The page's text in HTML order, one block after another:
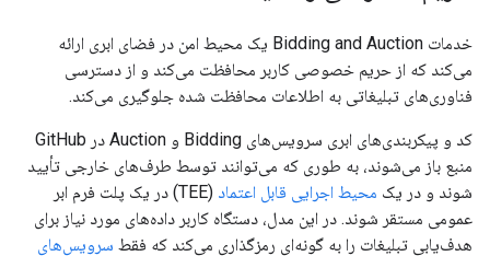
خدمات Bidding and Auction یک محیط امن در فضای ابری ارائه
می‌کند که از حریم خصوصی کاربر محافظت می‌کند و از دسترسی
فناوری‌های تبلیغاتی به اطلاعات محافظت شده جلوگیری می‌کند.
کد و پیکربندی‌های ابری سرویس‌های Bidding و Auction در GitHub
منبع باز می‌شوند، به طوری که می‌توانند توسط طرف‌های خارجی تأیید
شوند و در یک محیط اجرایی قابل اعتماد
(TEE) در یک پلت فرم ابر
عمومی مستقر شوند. در این مدل، دستگاه کاربر داده‌های مورد نیاز برای
هدف‌یابی تبلیغات را به گونه‌ای رمزگذاری می‌کند که فقط سرویس‌های